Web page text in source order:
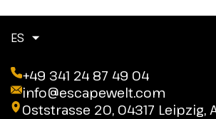
ES
+49 341 24 87 49 04
info@escapewelt.com
Oststrasse 20, 04317 Leipzig,